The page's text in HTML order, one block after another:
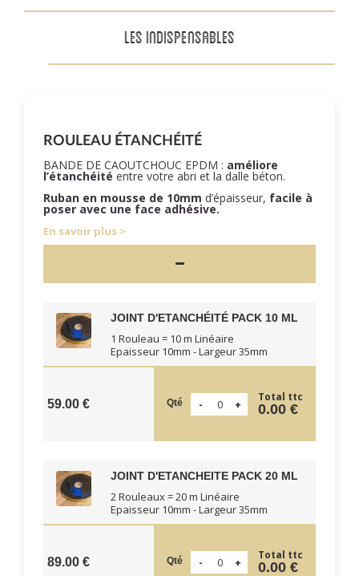
LES INDISPENSABLES
ROULEAU ÉTANCHÉITÉ
BANDE DE CAOUTCHOUC EPDM : améliore
l’étanchéité entre votre abri et la dalle béton.
Ruban en mousse de 10mm d’épaisseur, facile à
poser avec une face adhésive.
En savoir plus
JOINT D'ETANCHÉITÉ PACK 10 ML
1 Rouleau = 10 m Linéaire
Epaisseur 10mm - Largeur 35mm
59.00 € Qté Total ttc
0.00 €
JOINT D'ETANCHEITE PACK 20 ML
2 Rouleaux = 20 m Linéaire
Epaisseur 10mm - Largeur 35mm
89.00 € Qté Total ttc
0.00 €